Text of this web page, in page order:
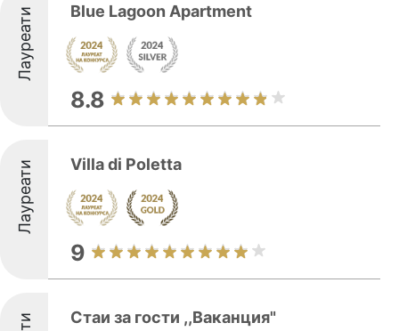
Лауреати Blue Lagoon Apartment
8.8
Лауреати Villa di Poletta
9
Стаи за гости ,,Ваканция"